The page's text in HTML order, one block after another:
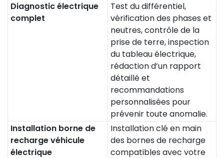
Diagnostic électrique
complet
Test du différentiel,
vérification des phases et
neutres, contrôle de la
prise de terre, inspection
du tableau électrique,
rédaction d’un rapport
détaillé et
recommandations
personnalisées pour
prévenir toute anomalie.
Installation borne de
recharge véhicule
électrique
Installation clé en main
des bornes de recharge
compatibles avec votre